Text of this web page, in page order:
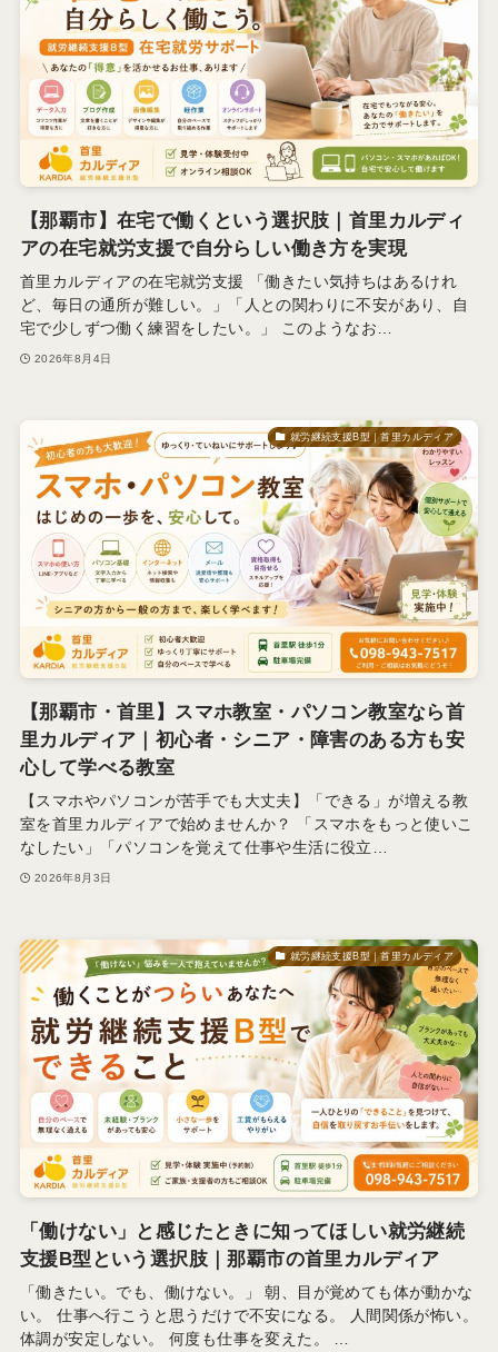
【那覇市】在宅で働くという選択肢｜首里カルディ
アの在宅就労支援で自分らしい働き方を実現
首里カルディアの在宅就労支援 「働きたい気持ちはあるけれ
ど、毎日の通所が難しい。」「人との関わりに不安があり、自
宅で少しずつ働く練習をしたい。」 このようなお…
2026年8月4日
就労継続支援B型｜首里カルディア
【那覇市・首里】スマホ教室・パソコン教室なら首
里カルディア｜初心者・シニア・障害のある方も安
心して学べる教室
【スマホやパソコンが苦手でも大丈夫】「できる」が増える教
室を首里カルディアで始めませんか？ 「スマホをもっと使いこ
なしたい」「パソコンを覚えて仕事や生活に役立…
2026年8月3日
就労継続支援B型｜首里カルディア
「働けない」と感じたときに知ってほしい就労継続
支援B型という選択肢｜那覇市の首里カルディア
「働きたい。でも、働けない。」 朝、目が覚めても体が動かな
い。 仕事へ行こうと思うだけで不安になる。 人間関係が怖い。
体調が安定しない。 何度も仕事を変えた。 …